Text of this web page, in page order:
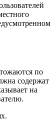
по
содержат
на